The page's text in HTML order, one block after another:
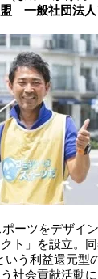
一般社団法人
ーツをデザイ
クト」を設立。
いう利益還元型
社会貢献活動